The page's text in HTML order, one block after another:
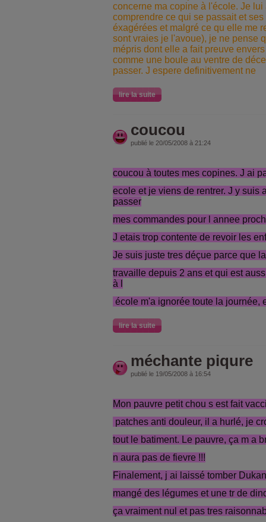
concerne ma copine à l'école. Je
comprendre ce qui se passait et
éxagérées et malgré ce qu elle me
sont vraies je l'avoue), je ne pense
mépris dont elle a fait preuve
comme une boule au ventre de
passer. J espere definitivement ne
lire la suite
coucou
publié le 20/05/2008 à 21:24
coucou à toutes mes copines. J ai
ecole et je viens de rentrer. J y suis
passer
mes commandes pour l annee
J etais trop contente de revoir les
Je suis juste tres déçue parce que
travaille depuis 2 ans et qui est
à l
école m'a ignorée toute la journée,
lire la suite
méchante piqure
publié le 19/05/2008 à 16:54
Mon pauvre petit chou s est fait
patches anti douleur, il a hurlé, je
tout le batiment. Le pauvre, ça m a
n aura pas de fievre !!!
Finalement, j ai laissé tomber
mangé des légumes et une tr de
ça vraiment nul et pas tres